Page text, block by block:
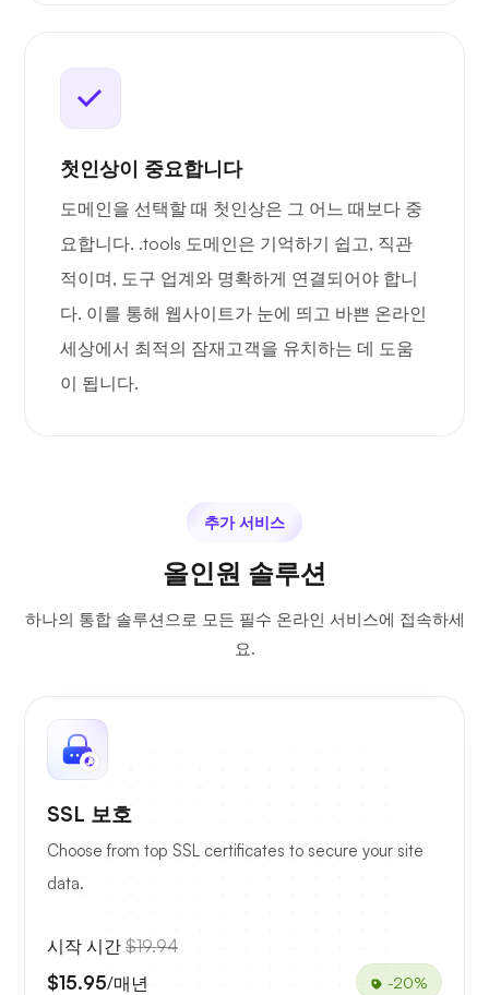
첫인상이 중요합니다
도메인을 선택할 때 첫인상은 그 어느 때보다 중
요합니다. .tools 도메인은 기억하기 쉽고, 직관
적이며, 도구 업계와 명확하게 연결되어야 합니
다. 이를 통해 웹사이트가 눈에 띄고 바쁜 온라인
세상에서 최적의 잠재고객을 유치하는 데 도움
이 됩니다.
추가 서비스
올인원 솔루션
하나의 통합 솔루션으로 모든 필수 온라인 서비스에 접속하세
요.
SSL 보호
Choose from top SSL certificates to secure your site
data.
시작 시간 $19.94
$15.95/매년 -20%